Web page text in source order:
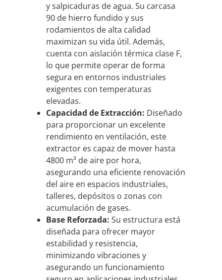
y salpicaduras de agua. Su carcasa
90 de hierro fundido y sus
rodamientos de alta calidad
maximizan su vida útil. Además,
cuenta con aislación térmica clase F,
lo que permite operar de forma
segura en entornos industriales
exigentes con temperaturas
elevadas.
Capacidad de Extracción: Diseñado
para proporcionar un excelente
rendimiento en ventilación, este
extractor es capaz de mover hasta
4800 m³ de aire por hora,
asegurando una eficiente renovación
del aire en espacios industriales,
talleres, depósitos o zonas con
acumulación de gases.
Base Reforzada: Su estructura está
diseñada para ofrecer mayor
estabilidad y resistencia,
minimizando vibraciones y
asegurando un funcionamiento